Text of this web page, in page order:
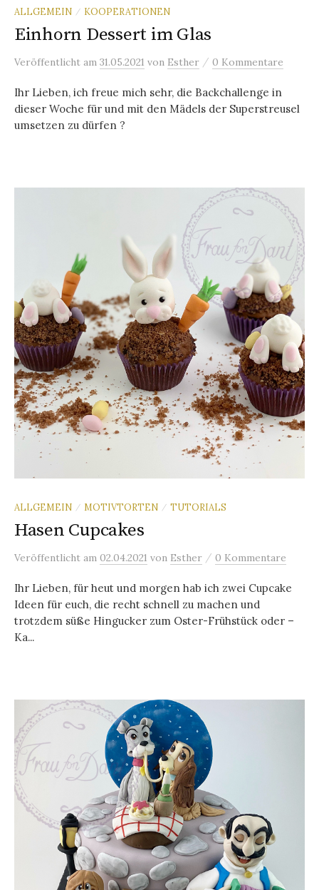
ALLGEMEIN / KOOPERATIONEN
Einhorn Dessert im Glas
Veröffentlicht am 31.05.2021 von Esther / 0 Kommentare
Ihr Lieben, ich freue mich sehr, die Backchallenge in
dieser Woche für und mit den Mädels der Superstreusel
umsetzen zu dürfen ?
ALLGEMEIN / MOTIVTORTEN / TUTORIALS
Hasen Cupcakes
Veröffentlicht am 02.04.2021 von Esther / 0 Kommentare
Ihr Lieben, für heut und morgen hab ich zwei Cupcake
Ideen für euch, die recht schnell zu machen und
trotzdem süße Hingucker zum Oster-Frühstück oder –
Ka...